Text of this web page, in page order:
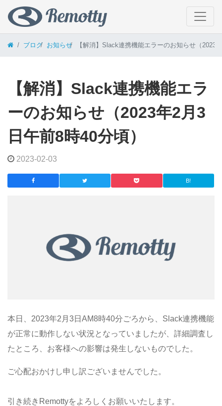
コンテンツへスキップ
ブログ お知らせ 【解消】Slack連携機能エラーのお知らせ（2023
【解消】Slack連携機能エラ
ーのお知らせ（2023年2月3
日午前8時40分頃）
2023-02-03
B!
本日、2023年2月3日AM8時40分ごろから、Slack連携機能
が正常に動作しない状況となっていましたが、詳細調査し
たところ、お客様への影響は発生しないものでした。
ご心配おかけし申し訳ございませんでした。
引き続きRemottyをよろしくお願いいたします。